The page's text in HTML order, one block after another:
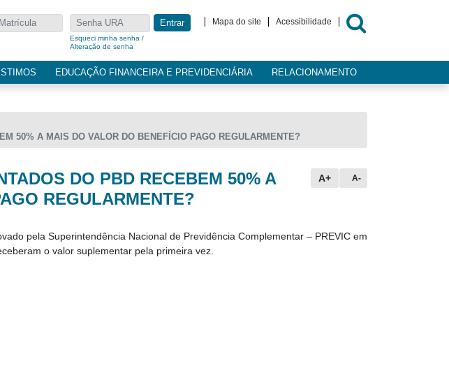
Esqueci minha senha /
Alteração de senha
Entrar Mapa do site Acessibilidade
EDUCAÇÃO FINANCEIRA E PREVIDENCIÁRIA RELACIONAMENTO
50% A MAIS DO VALOR DO BENEFÍCIO PAGO REGULARMENTE?
DO PBD RECEBEM 50% A
REGULARMENTE?
A+ A-
pela Superintendência Nacional de Previdência Complementar – PREVIC em
o valor suplementar pela primeira vez.